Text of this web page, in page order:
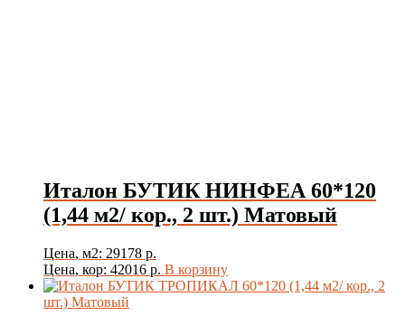
Италон БУТИК НИНФЕА 60*120
(1,44 м2/ кор., 2 шт.) Матовый
Цена, м2: 29178 р.
Цена, кор: 42016 р. В корзину